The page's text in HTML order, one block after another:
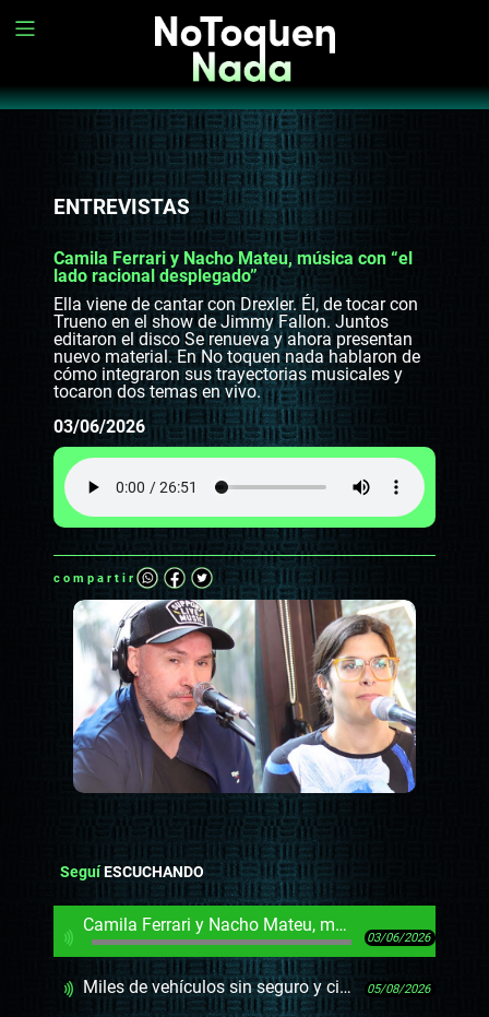
ENTREVISTAS
Camila Ferrari y Nacho Mateu, música con “el
lado racional desplegado”
Ella viene de cantar con Drexler. Él, de tocar con
Trueno en el show de Jimmy Fallon. Juntos
editaron el disco Se renueva y ahora presentan
nuevo material. En No toquen nada hablaron de
cómo integraron sus trayectorias musicales y
tocaron dos temas en vivo.
03/06/2026
compartir
SeguíESCUCHANDO
Camila Ferrari y Nacho Mateu, música con “el lado racional desplegado”
03/06/2026
Miles de vehículos sin seguro y cientos de gestores sin sentido 05/08/2026